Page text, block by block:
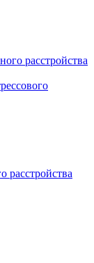
расстройства
расстройства